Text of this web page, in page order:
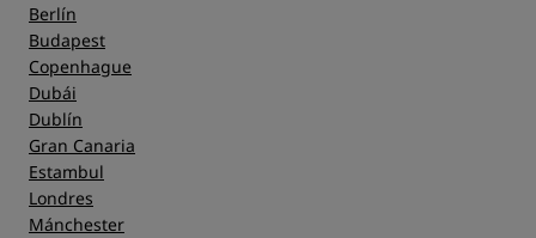
Berlín
Budapest
Copenhague
Dubái
Dublín
Gran Canaria
Estambul
Londres
Mánchester